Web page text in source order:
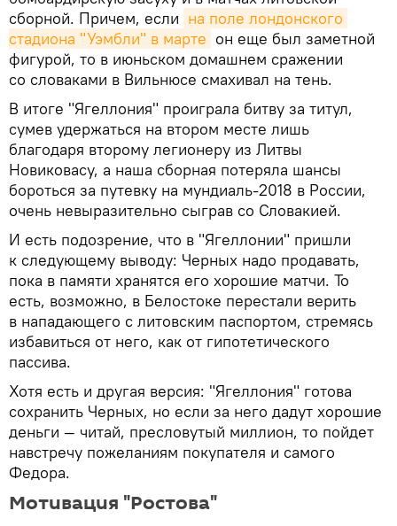
сборной. Причем, если на поле лондонского
стадиона "Уэмбли" в марте он еще был заметной
фигурой, то в июньском домашнем сражении
со словаками в Вильнюсе смахивал на тень.
В итоге "Ягеллония" проиграла битву за титул,
сумев удержаться на втором месте лишь
благодаря второму легионеру из Литвы
Новиковасу, а наша сборная потеряла шансы
бороться за путевку на мундиаль-2018 в России,
очень невыразительно сыграв со Словакией.
И есть подозрение, что в "Ягеллонии" пришли
к следующему выводу: Черных надо продавать,
пока в памяти хранятся его хорошие матчи. То
есть, возможно, в Белостоке перестали верить
в нападающего с литовским паспортом, стремясь
избавиться от него, как от гипотетического
пассива.
Хотя есть и другая версия: "Ягеллония" готова
сохранить Черных, но если за него дадут хорошие
деньги — читай, пресловутый миллион, то пойдет
навстречу пожеланиям покупателя и самого
Федора.
Мотивация "Ростова"